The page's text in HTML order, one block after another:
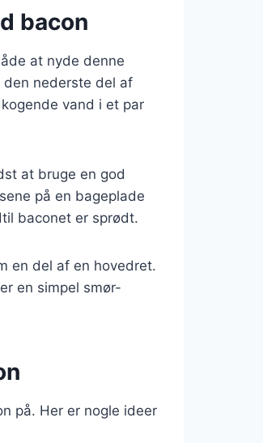
bacon
at nyde denne
nederste del af
vand i et par
at bruge en god
på en bageplade
baconet er sprødt.
en del af en hovedret.
en simpel smør-
på. Her er nogle ideer